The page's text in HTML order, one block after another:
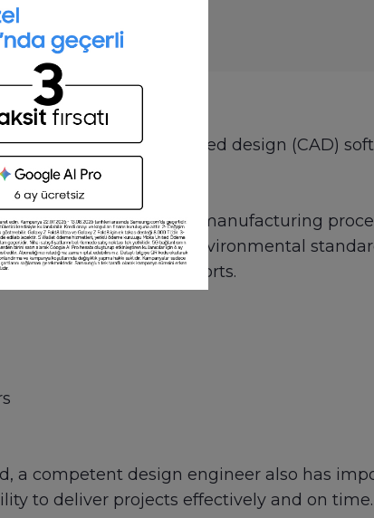
using computer-aided design (CAD)
They design manufacturing
experience and environmental
and craft progress reports.
a competent design engineer also has
to deliver projects effectively and on time.